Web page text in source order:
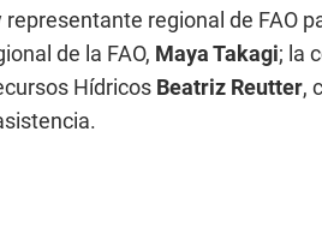
regional de FAO
de la FAO, Maya Takagi; la
Hídricos Beatriz Reutter,